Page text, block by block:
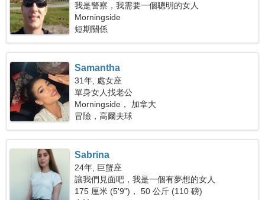
我是警察，我需要一個聰明的女人
Morningside
短期關係
Samantha
31年, 處女座
單身女人找老公
Morningside， 加拿大
冒險，高爾夫球
Sabrina
24年, 巨蟹座
讓我們見面吧，我是一個有夢想的女人
175 厘米 (5'9")， 50 公斤 (110 磅)